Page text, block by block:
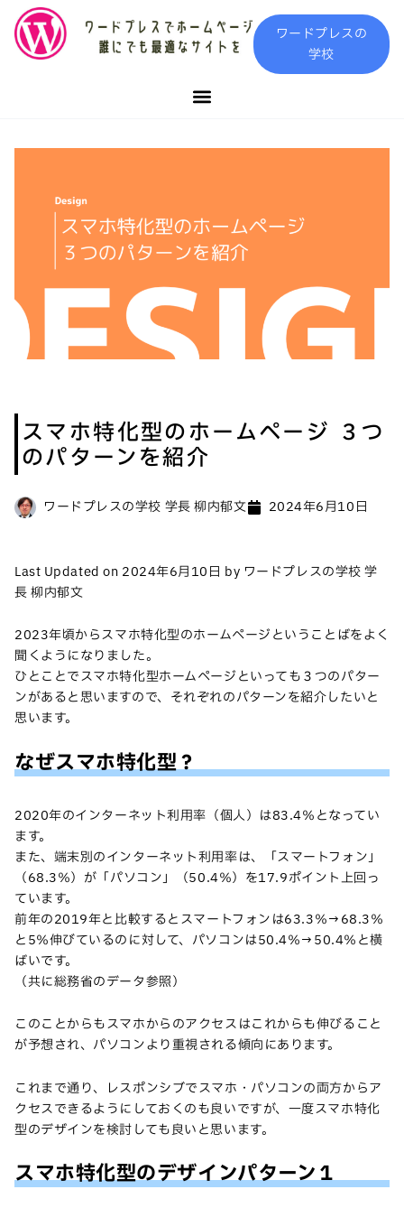
ワードプレスの
学校
スマホ特化型のホームページ ３つ
のパターンを紹介
ワードプレスの学校 学長 柳内郁文 2024年6月10日
Last Updated on 2024年6月10日 by ワードプレスの学校 学
長 柳内郁文
2023年頃からスマホ特化型のホームページということばをよく
聞くようになりました。
ひとことでスマホ特化型ホームページといっても３つのパター
ンがあると思いますので、それぞれのパターンを紹介したいと
思います。
なぜスマホ特化型？
2020年のインターネット利用率（個人）は83.4％となってい
ます。
また、端末別のインターネット利用率は、「スマートフォン」
（68.3％）が「パソコン」（50.4％）を17.9ポイント上回っ
ています。
前年の2019年と比較するとスマートフォンは63.3％→68.3％
と5％伸びているのに対して、パソコンは50.4％→50.4％と横
ばいです。
（共に総務省のデータ参照）
このことからもスマホからのアクセスはこれからも伸びること
が予想され、パソコンより重視される傾向にあります。
これまで通り、レスポンシブでスマホ・パソコンの両方からア
クセスできるようにしておくのも良いですが、一度スマホ特化
型のデザインを検討しても良いと思います。
スマホ特化型のデザインパターン１